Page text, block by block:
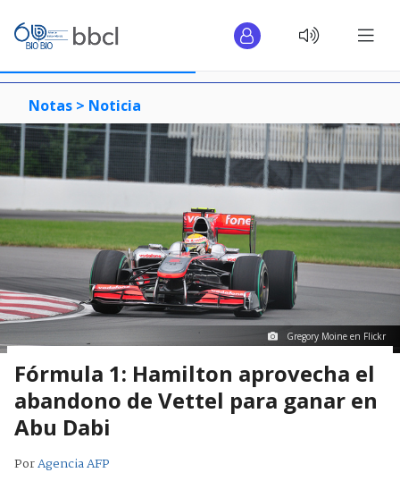
Notas > Noticia
Gregory Moine en Flickr
Fórmula 1: Hamilton aprovecha el
abandono de Vettel para ganar en
Abu Dabi
PorAgencia AFP